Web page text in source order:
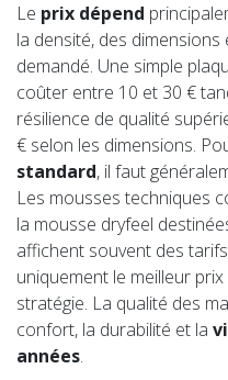
Le prix dépend
la densité, des
demandé. Une simple
coûter entre 10 et 30 €
résilience de qualité
€ selon les dimensions.
standard, il faut
Les mousses techniques
la mousse dryfeel
affichent souvent des
uniquement le meilleur
stratégie. La qualité des
confort, la durabilité et la
années.